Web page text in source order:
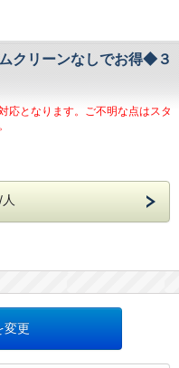
１名 ②大人1名.子供２名など
でも料金は変わりません。
wi-fi完備）充実したビジネス環境
気に、質の高い眠りと目覚めをお
室導入。
セス抜群★
徒歩3分
より徒歩5分
分
歩11分
クリーンなしでお得◆３
応となります。ご不明な点はスタ
オルも自分のお気に入りがあるの
お勧めのお得プランです！！
料を割引させていただきます。
補充は２泊目からはフロントに
枕カバーの交換は行いません。
徒歩3分
分
/人
変更